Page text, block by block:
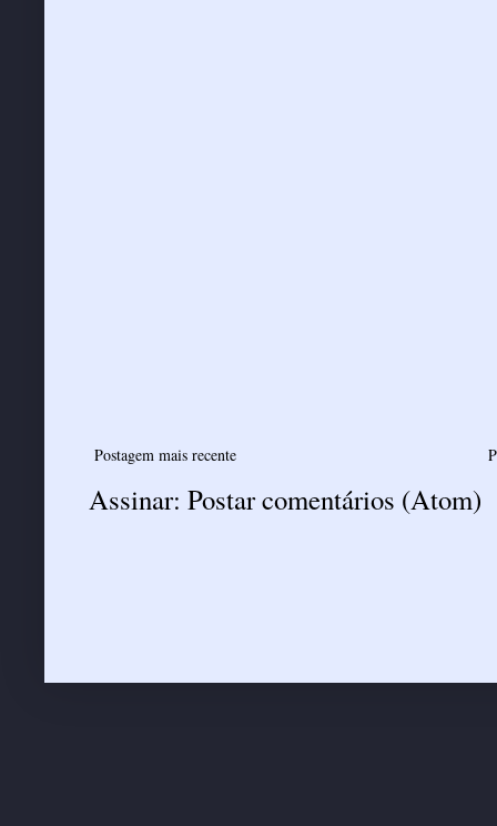
Postagem mais recente
Assinar: Postar comentários (Atom)